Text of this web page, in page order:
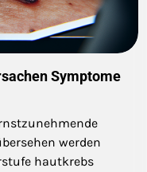
Symptome
werden
hautkrebs